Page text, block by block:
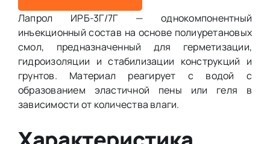
Лапрол ИРБ-3Г/7Г — однокомпонентный
инъекционный состав на основе полиуретановых
смол, предназначенный для герметизации,
гидроизоляции и стабилизации конструкций и
грунтов. Материал реагирует с водой с
образованием эластичной пены или геля в
зависимости от количества влаги.